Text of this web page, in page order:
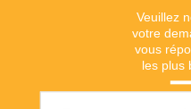
Veuillez
votre
vous
les plus